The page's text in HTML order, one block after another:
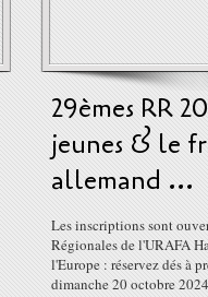
29èmes RR
jeunes & le
allemand ...
Les inscriptions sont
Régionales de l'URAFA
l'Europe : réservez dés à
dimanche 20 octobre